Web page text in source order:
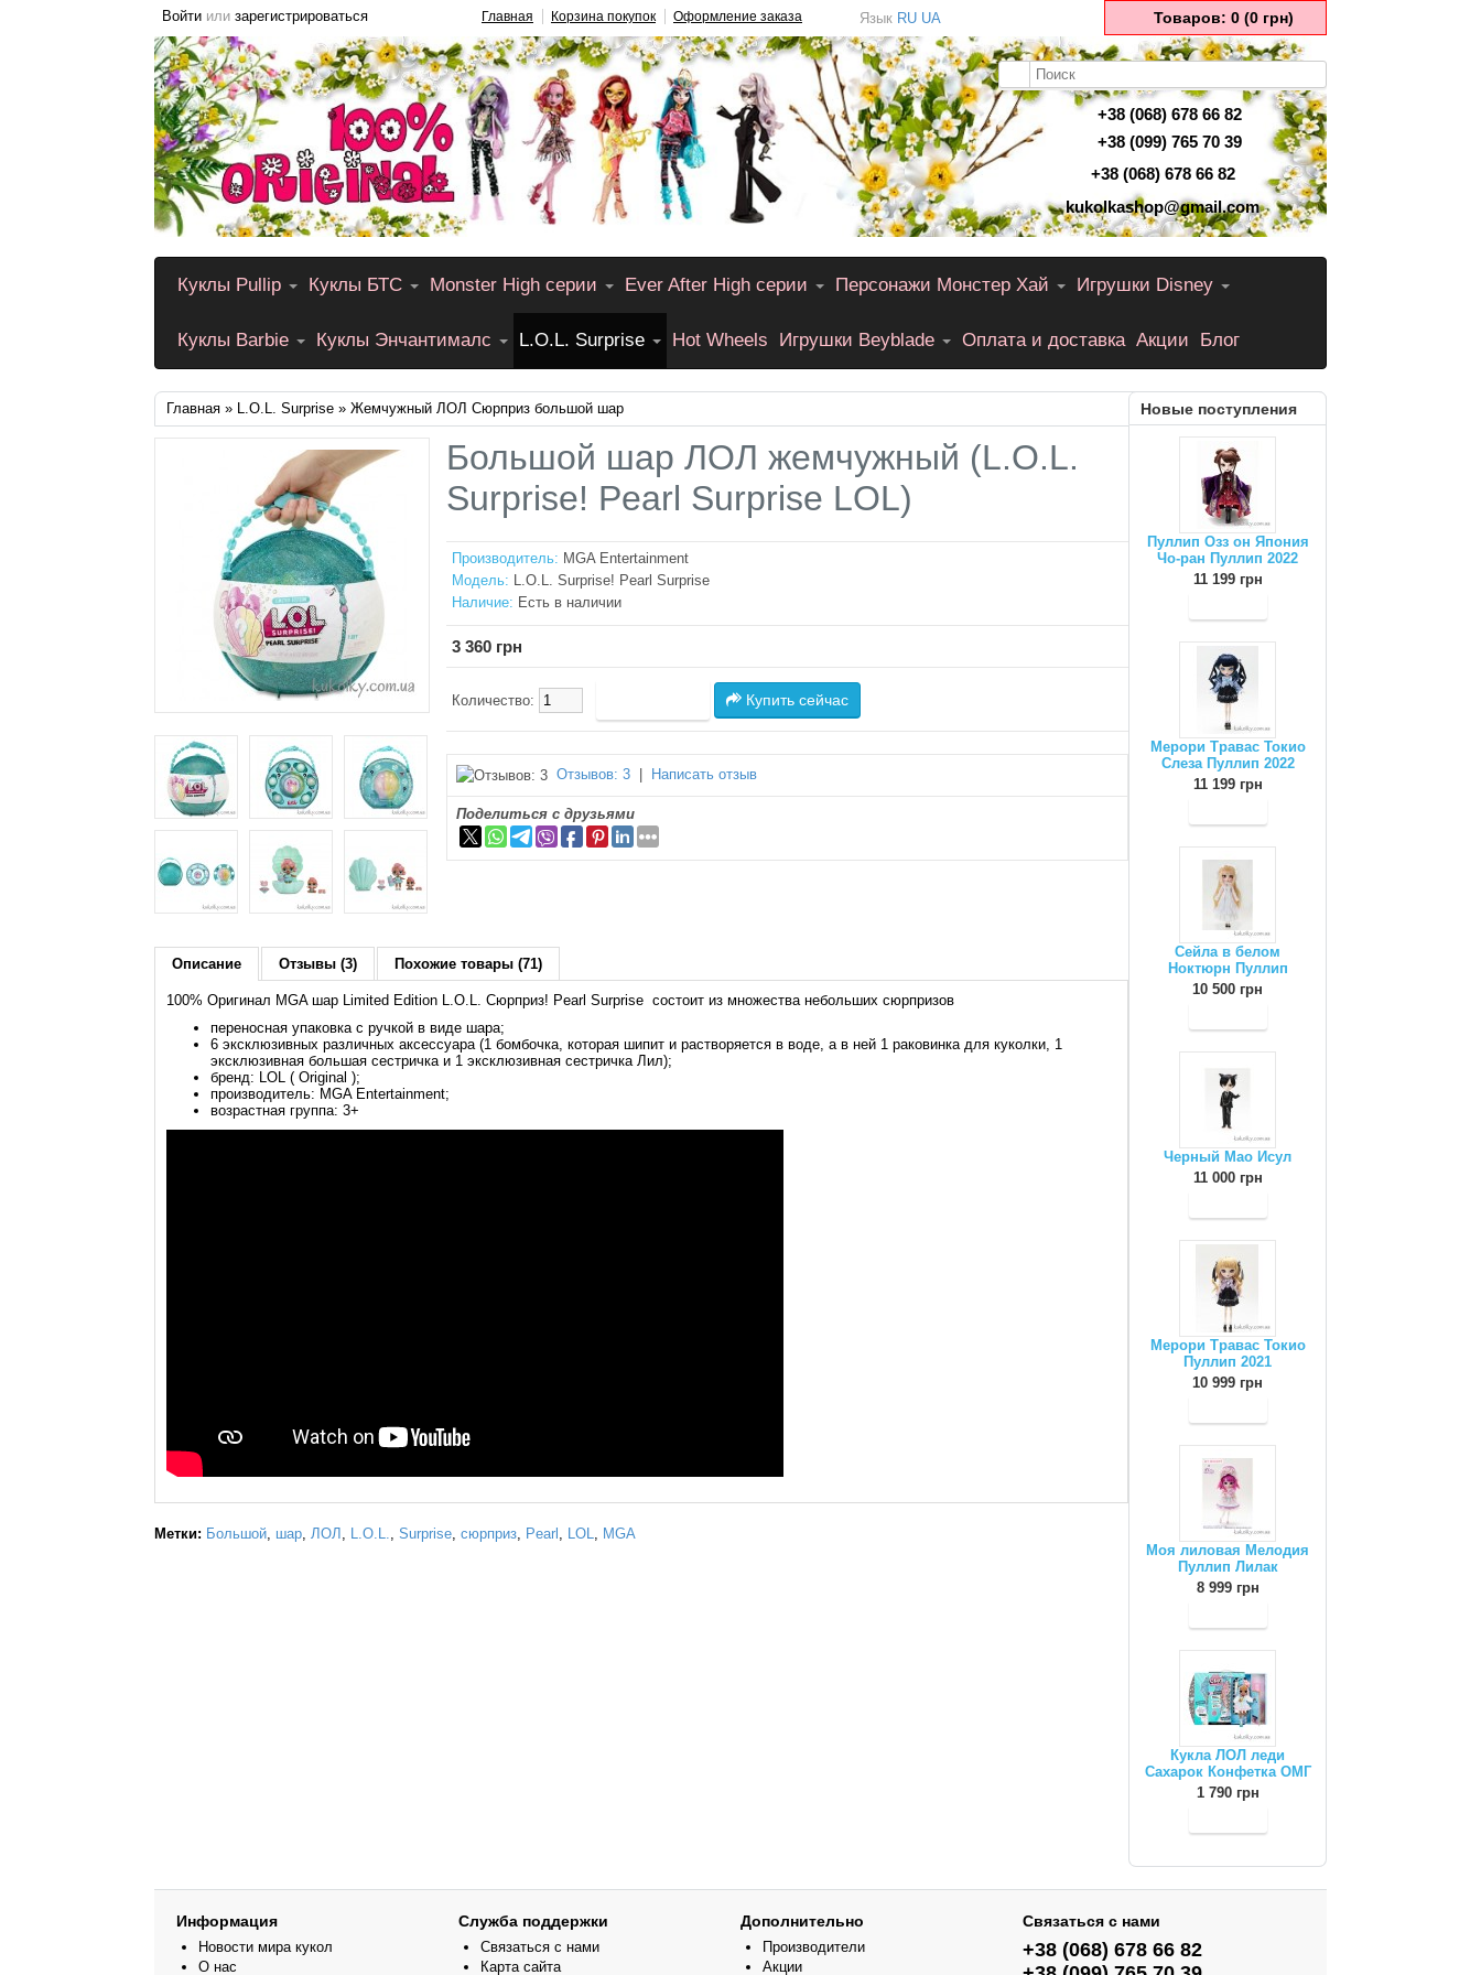
Войти или зарегистрироваться Главная Корзина покупок Оформление заказа Язык RU UA Товаров: 0 (0 грн)
+38 (068) 678 66 82
+38 (099) 765 70 39
+38 (068) 678 66 82
kukolkashop@gmail.com
Куклы Pullip Куклы БТС Monster High серии Ever After High серии Персонажи Монстер Хай Игрушки Disney
Куклы Barbie Куклы Энчантималс L.O.L. Surprise Hot Wheels Игрушки Beyblade Оплата и доставка Акции Блог
Новые поступления
Пуллип Озз он Япония
Чо-ран Пуллип 2022
11 199 грн
Мерори Травас Токио
Слеза Пуллип 2022
11 199 грн
Сейла в белом
Ноктюрн Пуллип
10 500 грн
Черный Мао Исул
11 000 грн
Мерори Травас Токио
Пуллип 2021
10 999 грн
Моя лиловая Мелодия
Пуллип Лилак
8 999 грн
Кукла ЛОЛ леди
Сахарок Конфетка ОМГ
1 790 грн
Главная » L.O.L. Surprise » Жемчужный ЛОЛ Сюрприз большой шар
Большой шар ЛОЛ жемчужный (L.O.L.
Surprise! Pearl Surprise LOL)
Производитель: MGA Entertainment
Модель: L.O.L. Surprise! Pearl Surprise
Наличие: Есть в наличии
3 360 грн
Количество: Купить сейчас
Отзывов: 3 Написать отзыв
Поделиться с друзьями
Описание Отзывы (3) Похожие товары (71)
100% Оригинал MGA шар Limited Edition L.O.L. Сюрприз! Pearl Surprise состоит из множества небольших сюрпризов
переносная упаковка с ручкой в виде шара;
6 эксклюзивных различных аксессуара (1 бомбочка, которая шипит и растворяется в воде, а в ней 1 раковинка для куколки, 1
эксклюзивная большая сестричка и 1 эксклюзивная сестричка Лил);
бренд: LOL ( Original );
производитель: MGA Entertainment;
возрастная группа: 3+
Метки: Большой, шар, ЛОЛ , L.O.L., Surprise, сюрприз, Pearl , LOL, MGA
Информация
Новости мира кукол
О нас
Служба поддержки
Связаться с нами
Карта сайта
Дополнительно
Производители
Акции
Связаться с нами
+38 (068) 678 66 82